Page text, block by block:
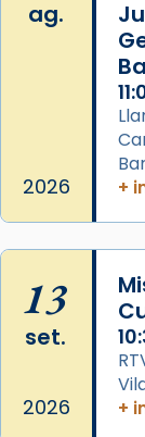
View on
de
2 weeks
Aquest
missa
Josep
Mons.
📸 Dr. G.
ag.
2026
+
13
set.
2026
+